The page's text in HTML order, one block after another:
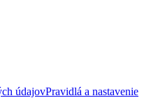
údajovPravidlá a nastavenie